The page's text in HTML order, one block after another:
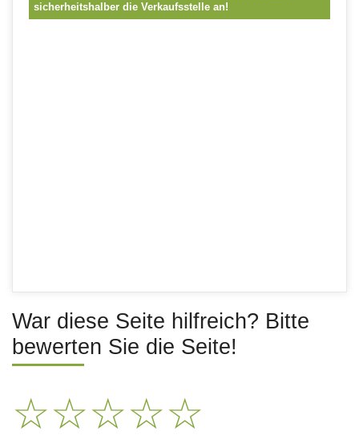
sicherheitshalber die Verkaufsstelle an!
War diese Seite hilfreich? Bitte
bewerten Sie die Seite!
☆☆☆☆☆